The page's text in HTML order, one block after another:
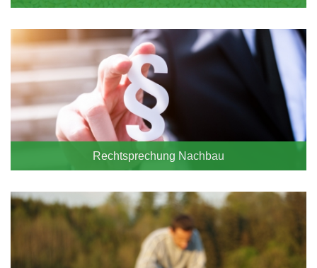
Rechtsprechung Nachbau